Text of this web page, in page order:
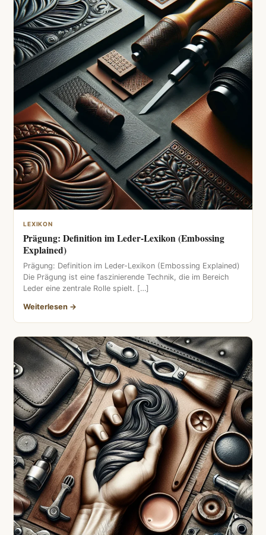
LEXIKON
Prägung: Definition im Leder-Lexikon (Embossing
Explained)
Prägung: Definition im Leder-Lexikon (Embossing Explained)
Die Prägung ist eine faszinierende Technik, die im Bereich
Leder eine zentrale Rolle spielt. […]
Weiterlesen →